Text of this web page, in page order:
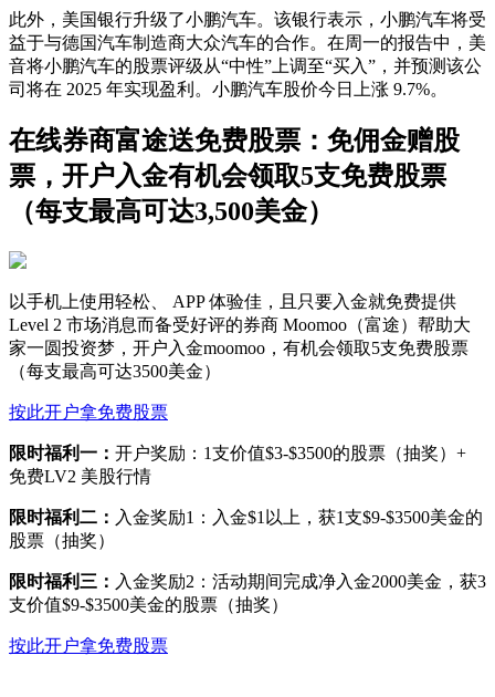
此外，美国银行升级了小鹏汽车。该银行表示，小鹏汽车将受
益于与德国汽车制造商大众汽车的合作。在周一的报告中，美
音将小鹏汽车的股票评级从“中性”上调至“买入”，并预测该公
司将在 2025 年实现盈利。小鹏汽车股价今日上涨 9.7%。
在线券商富途送免费股票：免佣金赠股
票，开户入金有机会领取5支免费股票
（每支最高可达3,500美金）
以手机上使用轻松、 APP 体验佳，且只要入金就免费提供
Level 2 市场消息而备受好评的券商 Moomoo（富途）帮助大
家一圆投资梦，开户入金moomoo，有机会领取5支免费股票
（每支最高可达3500美金）
按此开户拿免费股票
限时福利一： 开户奖励：1支价值$3-$3500的股票（抽奖）+
免费LV2 美股行情
限时福利二： 入金奖励1：入金$1以上，获1支$9-$3500美金的
股票（抽奖）
限时福利三： 入金奖励2：活动期间完成净入金2000美金，获3
支价值$9-$3500美金的股票（抽奖）
按此开户拿免费股票